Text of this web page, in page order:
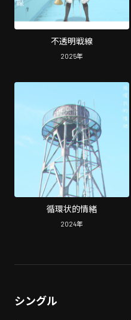
不透明戦線
2025年
循環状的情緒
2024年
シングル